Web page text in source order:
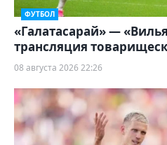
ФУТБОЛ
«Галатасарай» —
трансляция
08 августа 2026 22:26